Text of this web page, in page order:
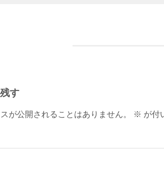
す
スが公開されることはありません。 ※ が付